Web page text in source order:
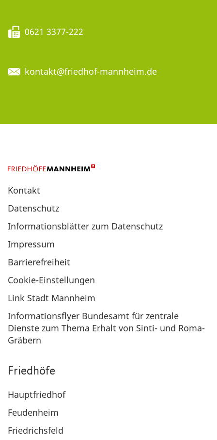
0621 3377-222
kontakt@friedhof-mannheim.de
Kontakt
Datenschutz
Informationsblätter zum Datenschutz
Impressum
Barrierefreiheit
Cookie-Einstellungen
Link Stadt Mannheim
Informationsflyer Bundesamt für zentrale
Dienste zum Thema Erhalt von Sinti- und Roma-
Gräbern
Friedhöfe
Hauptfriedhof
Feudenheim
Friedrichsfeld